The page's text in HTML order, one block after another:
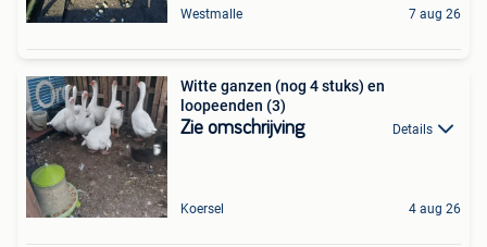
Westmalle 7 aug 26
Witte ganzen (nog 4 stuks) en
loopeenden (3)
Zie omschrijving Details
Koersel 4 aug 26